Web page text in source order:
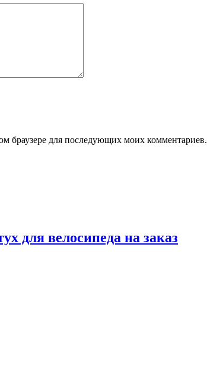
браузере для последующих моих комментариев.
для велосипеда на заказ